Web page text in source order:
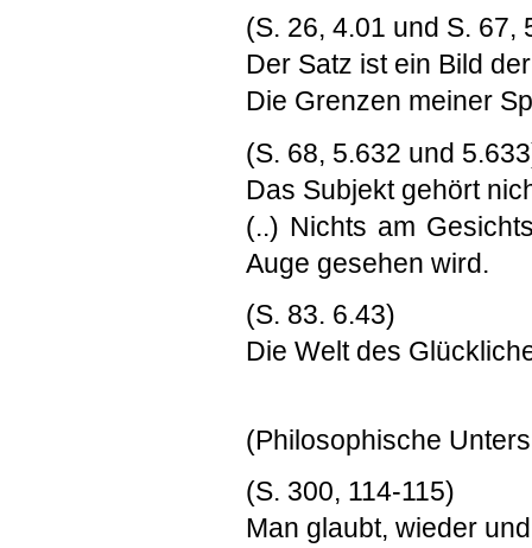
(S. 26, 4.01 und S. 67,
Der Satz ist ein Bild
Die Grenzen meiner
(S. 68, 5.632 und
Das Subjekt gehört
(..) Nichts am
Auge gesehen wird.
(S. 83. 6.43)
Die Welt des
(Philosophische
(S. 300, 114-115)
Man glaubt, wieder